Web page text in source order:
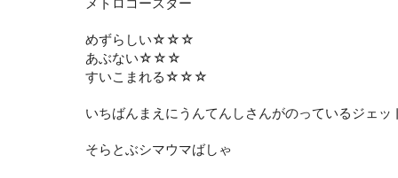
めずらしい☆☆☆
あぶない☆☆☆
すいこまれる☆☆☆
いちばんまえにうんてんしさんがのっているジェッ
そらとぶシマウマばしゃ